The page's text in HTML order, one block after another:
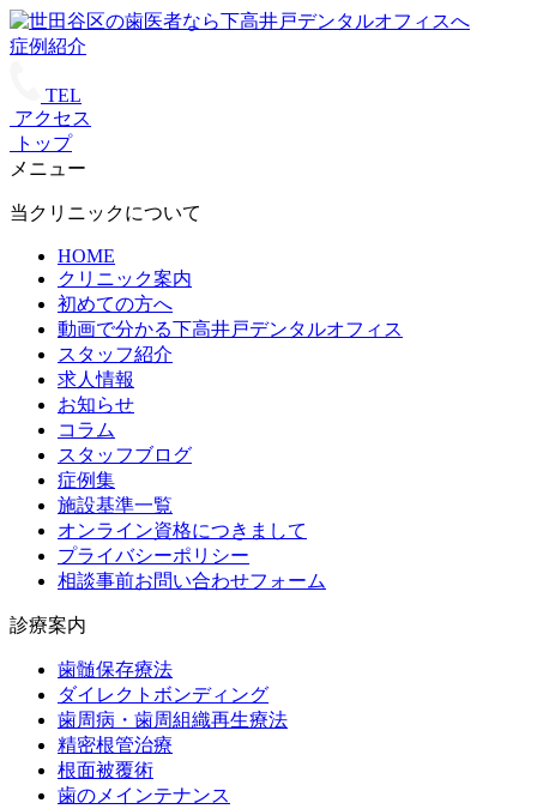
症例紹介
TEL
アクセス
トップ
メニュー
当クリニックについて
HOME
クリニック案内
初めての方へ
動画で分かる下高井戸デンタルオフィス
スタッフ紹介
求人情報
お知らせ
コラム
スタッフブログ
症例集
施設基準一覧
オンライン資格につきまして
プライバシーポリシー
相談事前お問い合わせフォーム
診療案内
歯髄保存療法
ダイレクトボンディング
歯周病・歯周組織再生療法
精密根管治療
根面被覆術
歯のメインテナンス